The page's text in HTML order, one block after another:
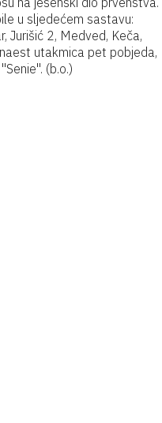
u sljedećem sastavu:
Jurišić 2, Medved, Keča,
utakmica pet pobjeda,
(b.o.)